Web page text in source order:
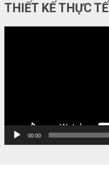
THIẾT KẾ THỰC TẾ
00:00